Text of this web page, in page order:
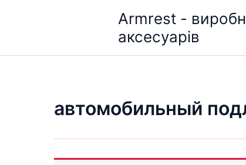
Armrest -
аксесуарів
автомобильный